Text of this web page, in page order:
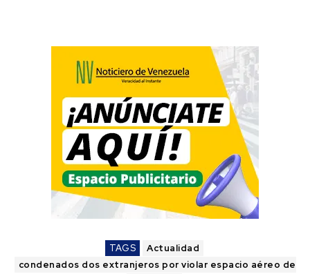
TAGS
Actualidad
condenados dos extranjeros por violar espacio aéreo de